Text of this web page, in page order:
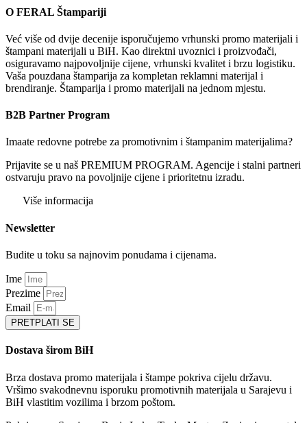
O FERAL Štampariji
Već više od dvije decenije isporučujemo vrhunski promo materijali i
štampani materijali u BiH. Kao direktni uvoznici i proizvođači,
osiguravamo najpovoljnije cijene, vrhunski kvalitet i brzu logistiku.
Vaša pouzdana štamparija za kompletan reklamni materijal i
brendiranje. Štamparija i promo materijali na jednom mjestu.
B2B Partner Program
Imaate redovne potrebe za promotivnim i štampanim materijalima?
Prijavite se u naš PREMIUM PROGRAM. Agencije i stalni partneri
ostvaruju pravo na povoljnije cijene i prioritetnu izradu.
Više informacija
Newsletter
Budite u toku sa najnovim ponudama i cijenama.
Ime
Prezime
Email
PRETPLATI SE
Dostava širom BiH
Brza dostava promo materijala i štampe pokriva cijelu državu.
Vršimo svakodnevnu isporuku promotivnih materijala u Sarajevu i
BiH vlastitim vozilima i brzom poštom.